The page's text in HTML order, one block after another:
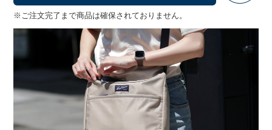
※ご注文完了まで商品は確保されておりません。